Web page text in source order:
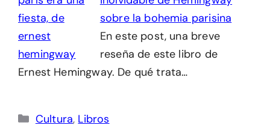
sobre la bohemia parisina
En este post, una breve
reseña de este libro de
Ernest Hemingway. De qué trata…
Categorías
Cultura, Libros